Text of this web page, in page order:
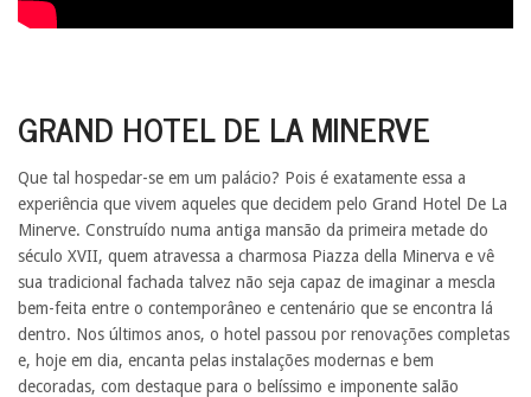
GRAND HOTEL DE LA MINERVE
Que tal hospedar-se em um palácio? Pois é exatamente essa a
experiência que vivem aqueles que decidem pelo Grand Hotel De La
Minerve. Construído numa antiga mansão da primeira metade do
século XVII, quem atravessa a charmosa Piazza della Minerva e vê
sua tradicional fachada talvez não seja capaz de imaginar a mescla
bem-feita entre o contemporâneo e centenário que se encontra lá
dentro. Nos últimos anos, o hotel passou por renovações completas
e, hoje em dia, encanta pelas instalações modernas e bem
decoradas, com destaque para o belíssimo e imponente salão